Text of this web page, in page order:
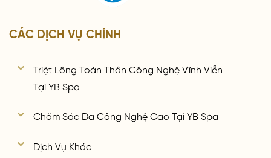
CÁC DỊCH VỤ CHÍNH
Triệt Lông Toàn Thân Công Nghệ Vĩnh Viễn
Tại YB Spa
Chăm Sóc Da Công Nghệ Cao Tại YB Spa
Dịch Vụ Khác